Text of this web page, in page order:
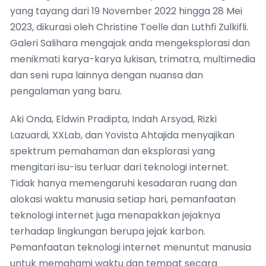
yang tayang dari 19 November 2022 hingga 28 Mei
2023, dikurasi oleh Christine Toelle dan Luthfi Zulkifli.
Galeri Salihara mengajak anda mengeksplorasi dan
menikmati karya-karya lukisan, trimatra, multimedia
dan seni rupa lainnya dengan nuansa dan
pengalaman yang baru.
Aki Onda, Eldwin Pradipta, Indah Arsyad, Rizki
Lazuardi, XXLab, dan Yovista Ahtajida menyajikan
spektrum pemahaman dan eksplorasi yang
mengitari isu-isu terluar dari teknologi internet.
Tidak hanya memengaruhi kesadaran ruang dan
alokasi waktu manusia setiap hari, pemanfaatan
teknologi internet juga menapakkan jejaknya
terhadap lingkungan berupa jejak karbon.
Pemanfaatan teknologi internet menuntut manusia